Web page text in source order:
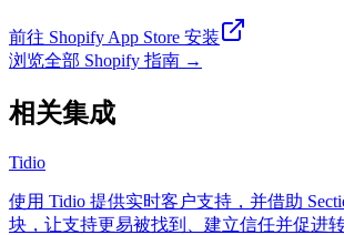
前往 Shopify App Store 安装
浏览全部 Shopify 指南 →
相关集成
Tidio
使用 Tidio 提供实时客户支持，并借助
块，让支持更易被找到、建立信任并促进转